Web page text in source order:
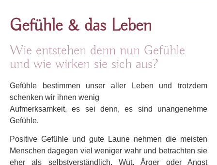
Gefühle & das Leben
Wie entstehen denn nun Gefühle
und wie wirken sie sich aus?
Gefühle bestimmen unser aller Leben und trotzdem
schenken wir ihnen wenig
Aufmerksamkeit, es sei denn, es sind unangenehme
Gefühle.
Positive Gefühle und gute Laune nehmen die meisten
Menschen dagegen vielweniger wahr und betrachten sie
eher als selbstverständlich. Wut,Ärger oder Angst